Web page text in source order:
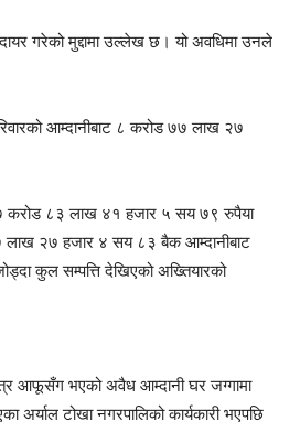
गरेको मुद्दामा उल्लेख छ। यो अवधिमा उनले
आम्दानीबाट ८ करोड ७७ लाख २७
करोड ८३ लाख ४१ हजार ५ सय ७९ रुपैया
लाख २७ हजार ४ सय ८३ बैक आम्दानीबाट
कुल सम्पत्ति देखिएको अख्तियारको
आफूसँग भएको अवैध आम्दानी घर जग्गामा
टोखा नगरपालिको कार्यकारी भएपछि